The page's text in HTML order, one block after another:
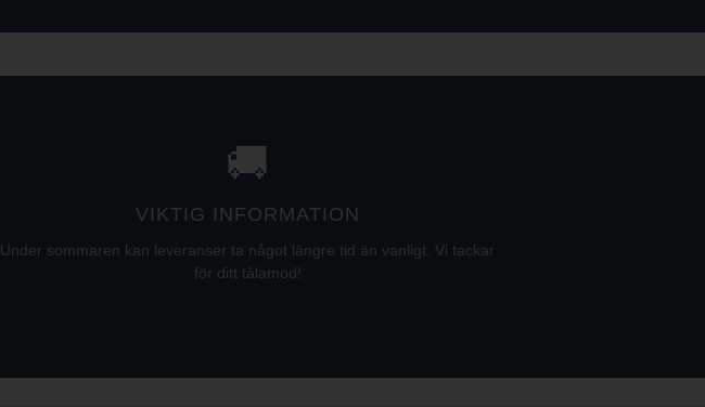
🚚
VIKTIG INFORMATION
Under sommaren kan leveranser ta något längre tid än vanligt. Vi tackar
för ditt tålamod!